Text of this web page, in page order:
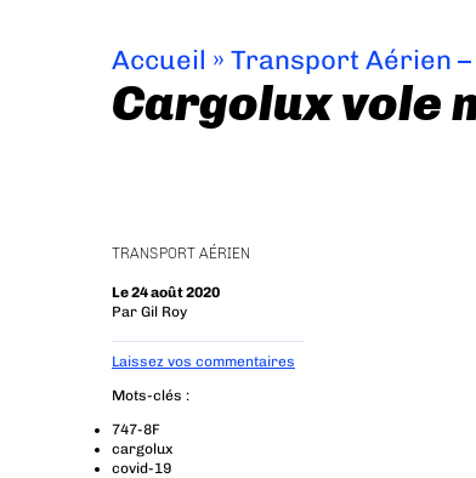
Accueil » Transport Aérien
Cargolux vole
TRANSPORT AÉRIEN
Le 24 août 2020
Par Gil Roy
Laissez vos commentaires
Mots-clés :
747-8F
cargolux
covid-19